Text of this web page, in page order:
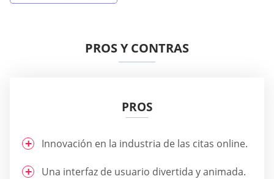
PROS Y CONTRAS
PROS
Innovación en la industria de las citas online.
Una interfaz de usuario divertida y animada.